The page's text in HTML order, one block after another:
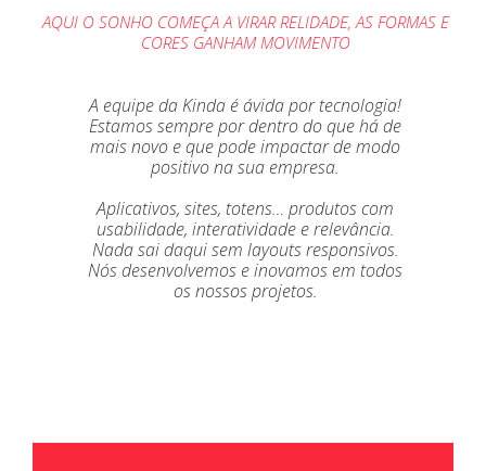
AQUI O SONHO COMEÇA A VIRAR RELIDADE, AS FORMAS E
CORES GANHAM MOVIMENTO
A equipe da Kinda é ávida por tecnologia!
Estamos sempre por dentro do que há de
mais novo e que pode impactar de modo
positivo na sua empresa.
Aplicativos, sites, totens… produtos com
usabilidade, interatividade e relevância.
Nada sai daqui sem layouts responsivos.
Nós desenvolvemos e inovamos em todos